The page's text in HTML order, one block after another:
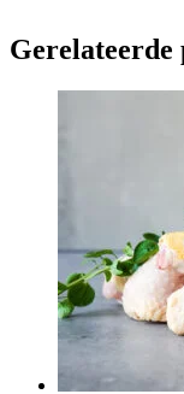
Gerelateerde